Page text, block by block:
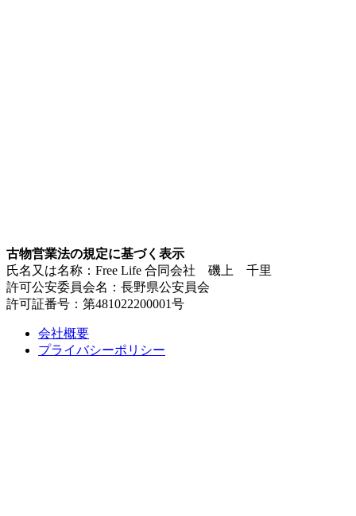
古物営業法の規定に基づく表示
氏名又は名称：Free Life 合同会社 磯上 千里
許可公安委員会名：長野県公安員会
許可証番号：第481022200001号
会社概要
プライバシーポリシー